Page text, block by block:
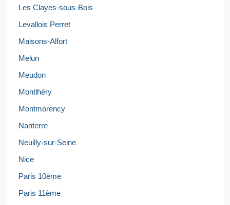
Les Clayes-sous-Bois
Levallois Perret
Maisons-Alfort
Melun
Meudon
Montlhéry
Montmorency
Nanterre
Neuilly-sur-Seine
Nice
Paris 10ème
Paris 11ème